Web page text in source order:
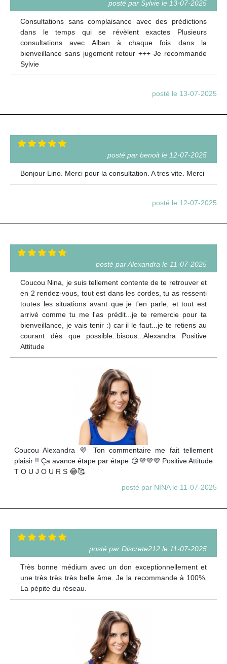
posté par Sylvie le 13-07-2025
Consultations sans complaisance avec des prédictions
dans le temps qui se révèlent exactes Plusieurs
consultations avec Alban à chaque fois dans la
bienveillance sans jugement retour +++ Je recommande
Sylvie
posté le 13-07-2025
posté par benoit le 12-07-2025
Bonjour Lino. Merci pour la consultation. A tres vite. Merci
posté le 12-07-2025
posté par Alexandra le 11-07-2025
Coucou Nina, je suis tellement contente de te retrouver et
en 2 rendez-vous, tout est dans les cordes, tu as ressenti
toutes les situations avant que je t'en parle, et tout est
arrivé comme tu me l'as prédit...je te remercie pour ta
bienveillance, je vais tenir :) car il le faut...je te retiens au
courant dès que possible..bisous...Alexandra Positive
Attitude
Coucou Alexandra 💜 Ton commentaire me fait tellement
plaisir !! Ça avance étape par étape 😘💜💜💜 Positive Attitude
T O U J O U R S 😂🥰
posté par NINA le 11-07-2025
posté par Discrete212 le 11-07-2025
Très bonne médium avec un don exceptionnellement et
une très très très belle âme. Je la recommande à 100%.
La pépite du réseau.